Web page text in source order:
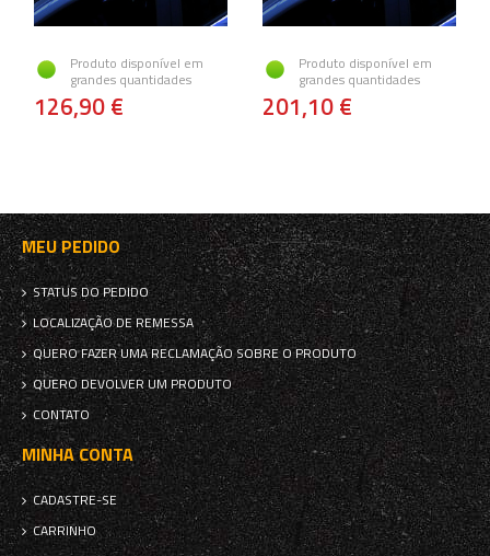
Produto disponível em
grandes quantidades
126,90 €
Produto disponível em
grandes quantidades
201,10 €
MEU PEDIDO
STATUS DO PEDIDO
LOCALIZAÇÃO DE REMESSA
QUERO FAZER UMA RECLAMAÇÃO SOBRE O PRODUTO
QUERO DEVOLVER UM PRODUTO
CONTATO
MINHA CONTA
CADASTRE-SE
CARRINHO